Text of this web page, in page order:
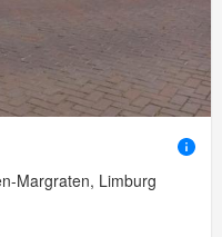
Margraten, Limburg